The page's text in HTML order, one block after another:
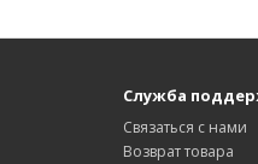
Служба
Связаться с нами
Возврат товара